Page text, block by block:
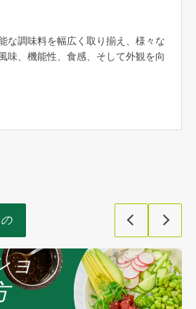
な調味料を幅広く取り揃え、様々な
味、機能性、食感、そして外観を向
ョ